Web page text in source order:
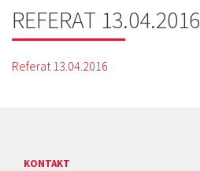
REFERAT 13.04.2016
Referat 13.04.2016
KONTAKT